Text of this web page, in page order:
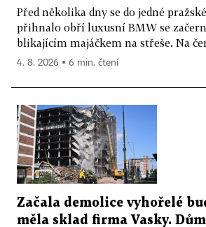
Před několika dny se do jedné
přihnalo obří luxusní BMW se
blikajícím majáčkem na střeše. Na
4. 8. 2026 ▪ 6 min. čtení
Začala demolice vyhořelé
měla sklad firma Vasky.